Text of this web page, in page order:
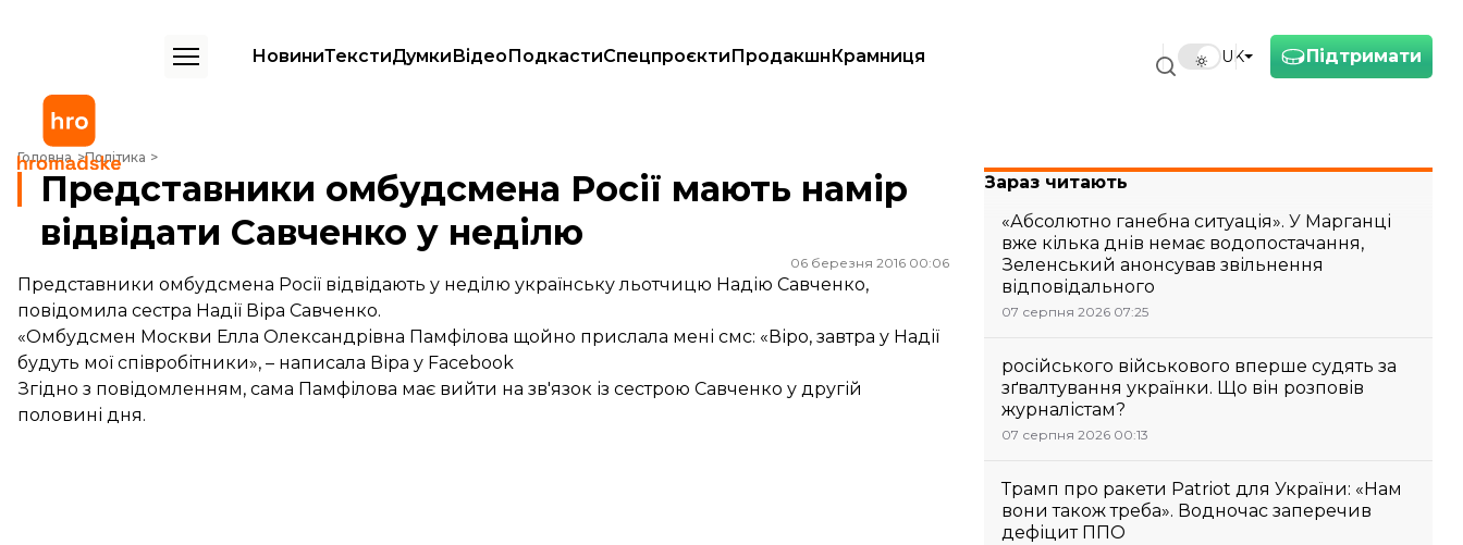
Підтримати
UK
НовиниТекстиДумкиВідеоПодкастиСпецпроєктиПродакшнКрамниця
Головна Політика
Представники омбудсмена Росії мають намір відвідати Савченко у неділю
Представники омбудсмена Росії мають намір
відвідати Савченко у неділю
06 березня 2016 00:06
Представники омбудсмена Росії відвідають у неділю українську льотчицю Надію Савченко,
повідомила сестра Надії Віра Савченко.
«Омбудсмен Москви Елла Олександрівна Памфілова щойно прислала мені смс: «Віро, завтра у Надії
будуть мої співробітники», – написала Віра у Facebook
Згідно з повідомленням, сама Памфілова має вийти на зв'язок із сестрою Савченко у другій
половині дня.
Зараз читають
«Абсолютно ганебна ситуація». У Марганці
вже кілька днів немає водопостачання,
Зеленський анонсував звільнення
відповідального
07 серпня 2026 07:25
російського військового вперше судять за
зґвалтування українки. Що він розповів
журналістам?
07 серпня 2026 00:13
Трамп про ракети Patriot для України: «Нам
вони також треба». Водночас заперечив
дефіцит ППО